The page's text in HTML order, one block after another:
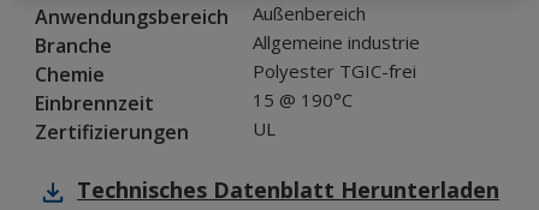
Anwendungsbereich Außenbereich
Branche Allgemeine industrie
Chemie Polyester TGIC-frei
Einbrennzeit 15 @ 190°C
Zertifizierungen UL
Technisches Datenblatt Herunterladen